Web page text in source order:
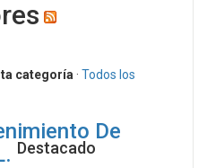
categoría · Todos los
De
Destacado